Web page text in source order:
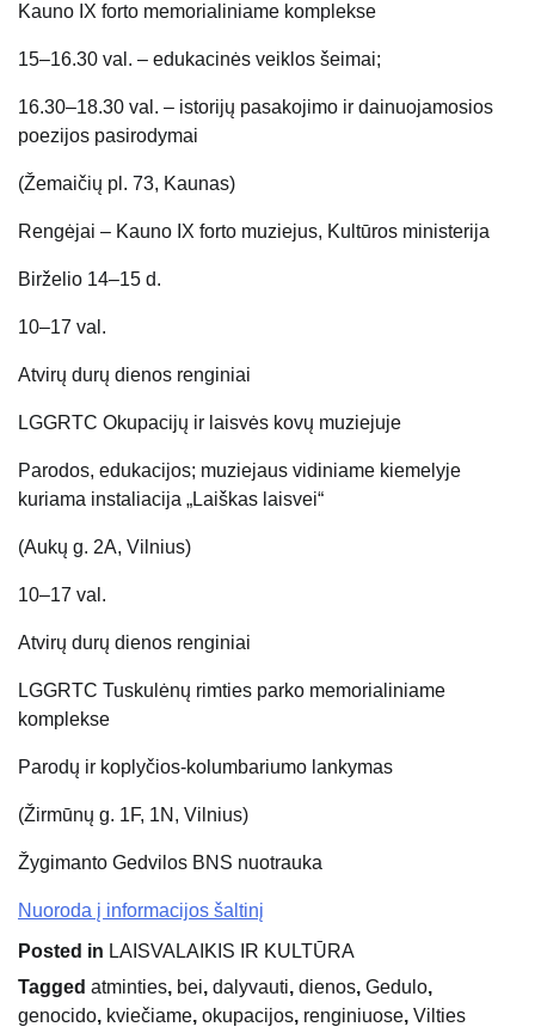
Kauno IX forto memorialiniame komplekse
15–16.30 val. – edukacinės veiklos šeimai;
16.30–18.30 val. – istorijų pasakojimo ir dainuojamosios
poezijos pasirodymai
(Žemaičių pl. 73, Kaunas)
Rengėjai – Kauno IX forto muziejus, Kultūros ministerija
Birželio 14–15 d.
10–17 val.
Atvirų durų dienos renginiai
LGGRTC Okupacijų ir laisvės kovų muziejuje
Parodos, edukacijos; muziejaus vidiniame kiemelyje
kuriama instaliacija „Laiškas laisvei“
(Aukų g. 2A, Vilnius)
10–17 val.
Atvirų durų dienos renginiai
LGGRTC Tuskulėnų rimties parko memorialiniame
komplekse
Parodų ir koplyčios-kolumbariumo lankymas
(Žirmūnų g. 1F, 1N, Vilnius)
Žygimanto Gedvilos BNS nuotrauka
Nuoroda į informacijos šaltinį
Posted in LAISVALAIKIS IR KULTŪRA
Tagged atminties, bei, dalyvauti, dienos, Gedulo,
genocido, kviečiame, okupacijos, renginiuose, Vilties